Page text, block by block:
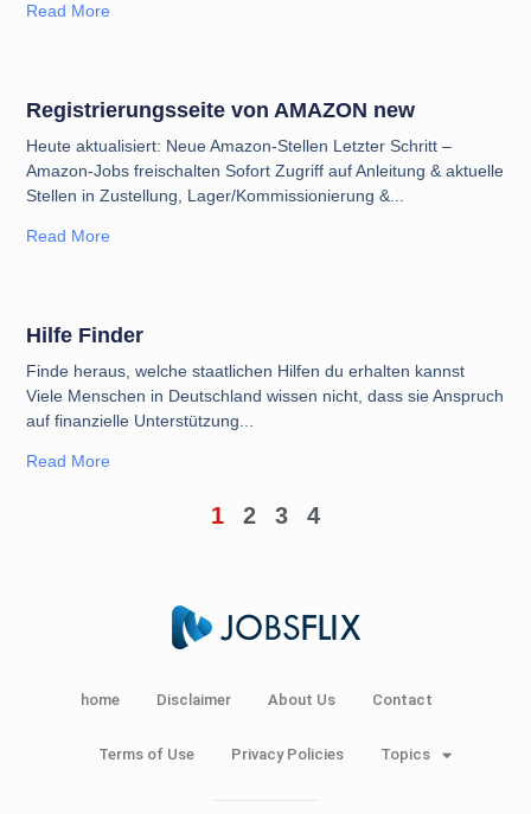
Read More
Registrierungsseite von AMAZON new
Heute aktualisiert: Neue Amazon-Stellen Letzter Schritt –
Amazon-Jobs freischalten Sofort Zugriff auf Anleitung & aktuelle
Stellen in Zustellung, Lager/Kommissionierung &
Read More
Hilfe Finder
Finde heraus, welche staatlichen Hilfen du erhalten kannst
Viele Menschen in Deutschland wissen nicht, dass sie Anspruch
auf finanzielle Unterstützung
Read More
1 2 3 4
home Disclaimer About Us Contact
Terms of Use Privacy Policies Topics